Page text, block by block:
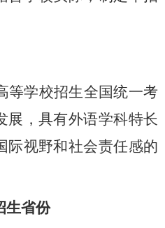
等学校招生全国统一考
展，具有外语学科特长
际视野和社会责任感的
生省份